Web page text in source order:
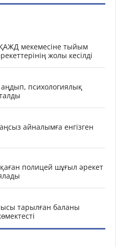
мекемесіне тыйым
жолы кесілді
аңдып, психологиялық
айналымға енгізген
полицей шұғыл әрекет
тарылған баланы